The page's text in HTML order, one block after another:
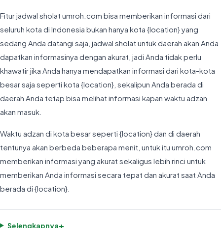
Fitur jadwal sholat umroh.com bisa memberikan informasi dari
seluruh kota di Indonesia bukan hanya kota {location} yang
sedang Anda datangi saja, jadwal sholat untuk daerah akan Anda
dapatkan informasinya dengan akurat, jadi Anda tidak perlu
khawatir jika Anda hanya mendapatkan informasi dari kota-kota
besar saja seperti kota {location}, sekalipun Anda berada di
daerah Anda tetap bisa melihat informasi kapan waktu adzan
akan masuk.
Waktu adzan di kota besar seperti {location} dan di daerah
tentunya akan berbeda beberapa menit, untuk itu umroh.com
memberikan informasi yang akurat sekaligus lebih rinci untuk
memberikan Anda informasi secara tepat dan akurat saat Anda
berada di {location}.
Selengkapnya+